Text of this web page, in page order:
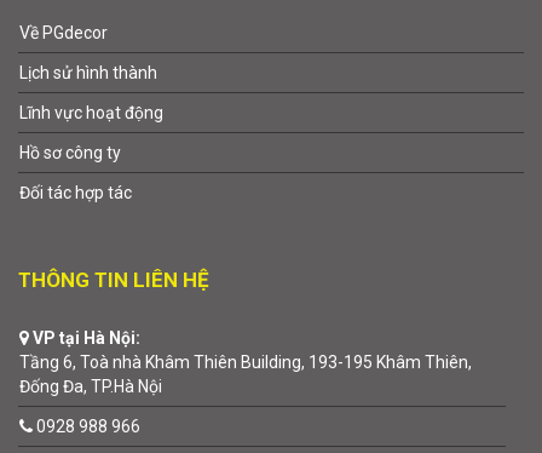
Về PGdecor
Lịch sử hình thành
Lĩnh vực hoạt động
Hồ sơ công ty
Đối tác hợp tác
THÔNG TIN LIÊN HỆ
VP tại Hà Nội:
Tầng 6, Toà nhà Khâm Thiên Building, 193-195 Khâm Thiên,
Đống Đa, TP.Hà Nội
0928 988 966